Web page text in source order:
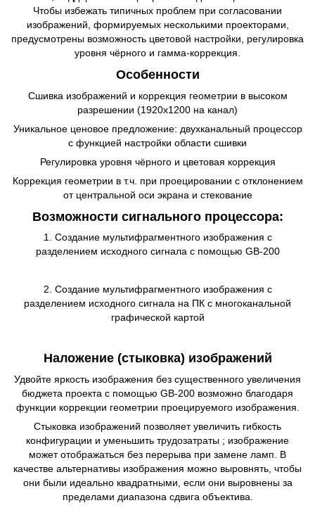
Чтобы избежать типичных проблем при согласовании
изображений, формируемых несколькими проекторами,
предусмотрены возможность цветовой настройки, регулировка
уровня чёрного и гамма-коррекция.
Особенности
Сшивка изображений и коррекция геометрии в высоком
разрешении (1920x1200 на канал)
Уникальное ценовое предложение: двухканальный процессор
с функцией настройки области сшивки
Регулировка уровня чёрного и цветовая коррекция
Коррекция геометрии в т.ч. при проецировании с отклонением
от центральной оси экрана и стекование
Возможности сигнального процессора:
1. Создание мультифрагментного изображения с
разделением исходного сигнала с помощью GB-200
2. Создание мультифрагментного изображения с
разделением исходного сигнала на ПК с многоканальной
графической картой
Наложение (стыковка) изображений
Удвойте яркость изображения без существенного увеличения
бюджета проекта с помощью GB-200 возможно благодаря
функции коррекции геометрии проецируемого изображения.
Стыковка изображений позволяет увеличить гибкость
конфигурации и уменьшить трудозатраты ; изображение
может отображаться без перерыва при замене ламп. В
качестве альтернативы изображения можно выровнять, чтобы
они были идеально квадратными, если они выровнены за
пределами диапазона сдвига объектива.